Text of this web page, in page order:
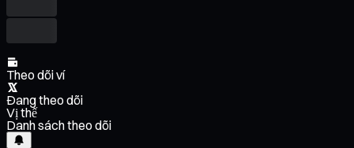
Theo dõi ví
Đang theo dõi
Vị thế
Danh sách theo dõi